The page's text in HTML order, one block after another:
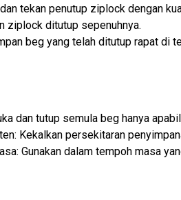
tekan penutup ziplock dengan
ziplock ditutup sepenuhnya.
beg yang telah ditutup rapat di
dan tutup semula beg hanya
Kekalkan persekitaran
Gunakan dalam tempoh masa